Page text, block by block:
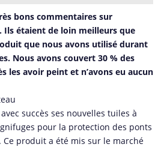
bons commentaires sur
Ils étaient de loin meilleurs que
que nous avons utilisé durant
Nous avons couvert 30 % des
les avoir peint et n’avons eu aucun
succès ses nouvelles tuiles à
pour la protection des ponts
produit a été mis sur le marché